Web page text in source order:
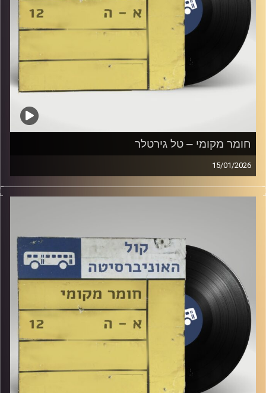
חומר מקומי – טל גירטלר
15/01/2026
שעה של מוזיקה ישראלית עם טל גירטלר